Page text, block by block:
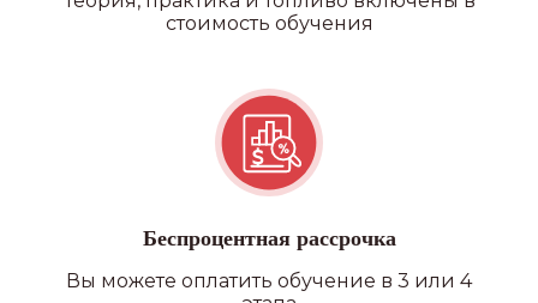
стоимость обучения
Беспроцентная рассрочка
Вы можете оплатить обучение в 3 или 4